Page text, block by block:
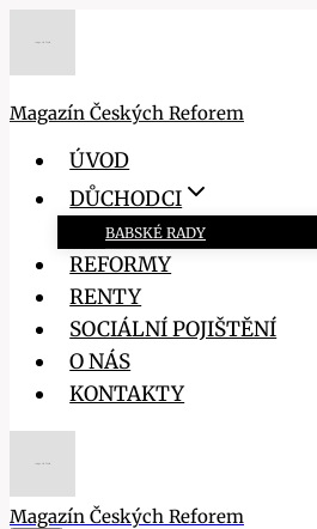
Magazín Českých Reforem
ÚVOD
DŮCHODCI
BABSKÉ RADY
REFORMY
RENTY
SOCIÁLNÍ POJIŠTĚNÍ
O NÁS
KONTAKTY
Magazín Českých Reforem